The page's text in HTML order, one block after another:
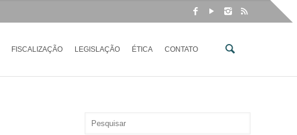
FISCALIZAÇÃO LEGISLAÇÃO ÉTICA CONTATO